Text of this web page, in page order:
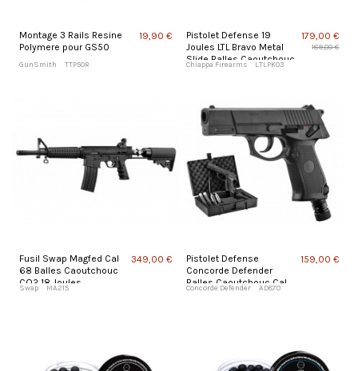
Montage 3 Rails Resine
Polymere pour GS50
GunSmith TTP50R
19,90 €
Pistolet Defense 19
Joules LTL Bravo Metal
Slide Balles Caoutchouc
Cal 50
Chiappa Firearms LTLPK03
179,00 €
189,00 €
Fusil Swap Magfed Cal
68 Balles Caoutchouc
CO2 18 Joules
Swap MA215
349,00 €
Pistolet Defense
Concorde Defender
Balles Caoutchouc Cal
50
Concorde Defender AD870
159,00 €